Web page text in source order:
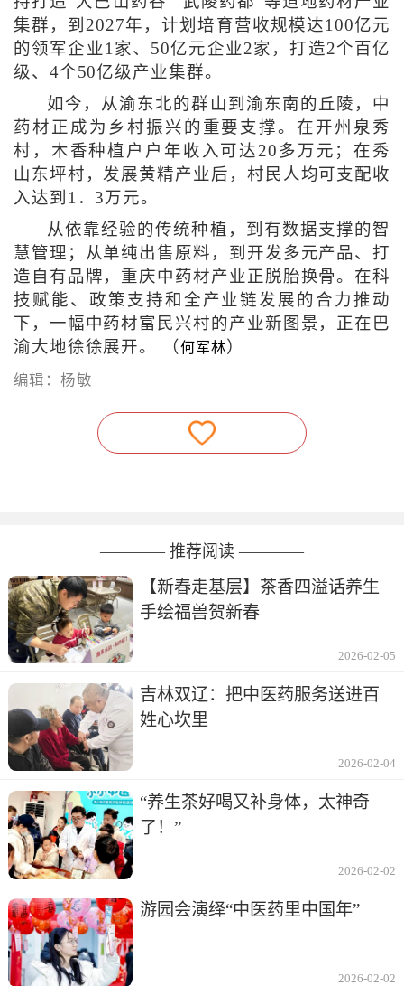
集群，到2027年，计划培育营收规模达100亿元
的领军企业1家、50亿元企业2家，打造2个百亿
级、4个50亿级产业集群。
如今，从渝东北的群山到渝东南的丘陵，中
药材正成为乡村振兴的重要支撑。在开州泉秀
村，木香种植户户年收入可达20多万元；在秀
山东坪村，发展黄精产业后，村民人均可支配收
入达到1．3万元。
从依靠经验的传统种植，到有数据支撑的智
慧管理；从单纯出售原料，到开发多元产品、打
造自有品牌，重庆中药材产业正脱胎换骨。在科
技赋能、政策支持和全产业链发展的合力推动
下，一幅中药材富民兴村的产业新图景，正在巴
渝大地徐徐展开。 （何军林）
编辑：杨敏
———— 推荐阅读 ————
【新春走基层】茶香四溢话养生
手绘福兽贺新春
2026-02-05
吉林双辽：把中医药服务送进百
姓心坎里
2026-02-04
“养生茶好喝又补身体，太神奇
了！”
2026-02-02
游园会演绎“中医药里中国年”
2026-02-02